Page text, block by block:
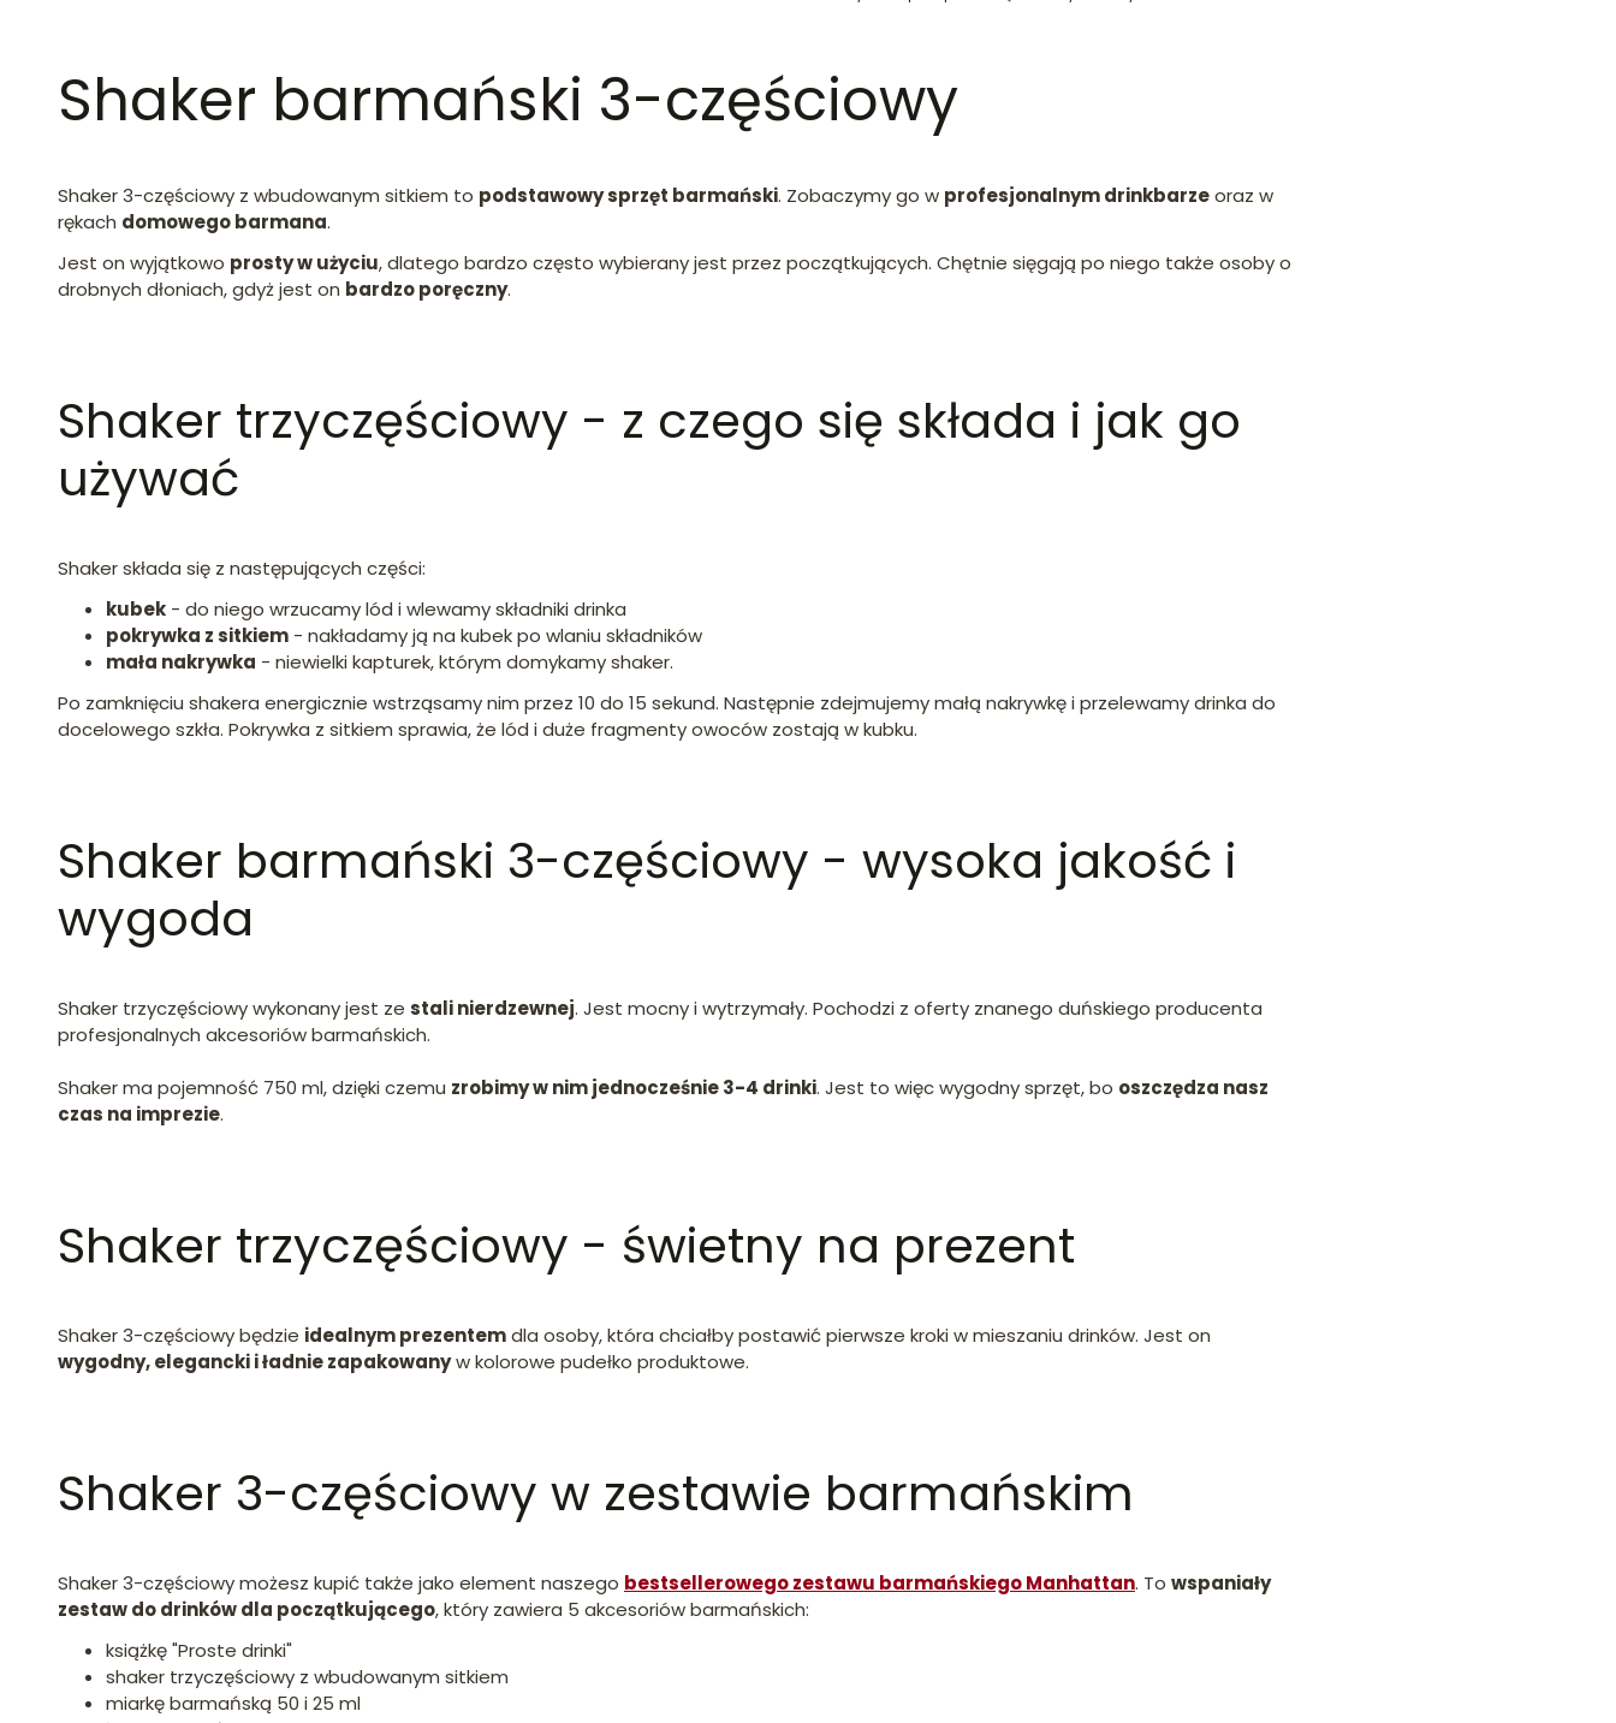
Shaker barmański 3-częściowy
Shaker 3-częściowy z wbudowanym sitkiem to podstawowy sprzęt barmański. Zobaczymy go w profesjonalnym drinkbarzeoraz w
rękach domowego barmana.
Jest on wyjątkowo prosty w użyciu, dlatego bardzo często wybierany jest przez początkujących. Chętnie sięgają po niego także osoby o
drobnych dłoniach, gdyż jest on bardzo poręczny.
Shaker trzyczęściowy - z czego się składa i jak go
używać
Shaker składa się z następujących części:
kubek - do niego wrzucamy lód i wlewamy składniki drinka
pokrywka z sitkiem - nakładamy ją na kubek po wlaniu składników
mała nakrywka - niewielki kapturek, którym domykamy shaker.
Po zamknięciu shakera energicznie wstrząsamy nim przez 10 do 15 sekund. Następnie zdejmujemy małą nakrywkę i przelewamy drinka do
docelowego szkła. Pokrywka z sitkiem sprawia, że lód i duże fragmenty owoców zostają w kubku.
Shaker barmański 3-częściowy - wysoka jakość i
wygoda
Shaker trzyczęściowy wykonany jest ze stali nierdzewnej. Jest mocny i wytrzymały. Pochodzi z oferty znanego duńskiego producenta
profesjonalnych akcesoriów barmańskich.
Shaker ma pojemność 750 ml, dzięki czemu zrobimy w nim jednocześnie 3-4 drinki. Jest to więc wygodny sprzęt, bo oszczędza nasz
czas na imprezie.
Shaker trzyczęściowy - świetny na prezent
Shaker 3-częściowy będzie idealnym prezentemdla osoby, która chciałby postawić pierwsze kroki w mieszaniu drinków. Jest on
wygodny, elegancki i ładnie zapakowanyw kolorowe pudełko produktowe.
Shaker 3-częściowy w zestawie barmańskim
Shaker 3-częściowy możesz kupić także jako element naszego bestsellerowego zestawu barmańskiego Manhattan. To wspaniały
zestaw do drinków dla początkującego, który zawiera 5 akcesoriów barmańskich:
książkę "Proste drinki"
shaker trzyczęściowy z wbudowanym sitkiem
miarkę barmańską 50 i 25 ml